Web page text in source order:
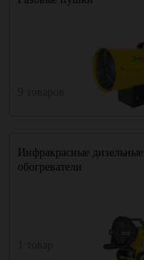
Инфракрасные дизельные
обогреватели